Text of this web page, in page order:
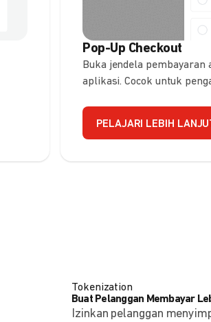
Pop-Up Checkout
Buka jendela
aplikasi. Cocok untuk
PELAJARI LEBIH
Tokenization
Buat Pelanggan Membayar
Izinkan pelanggan